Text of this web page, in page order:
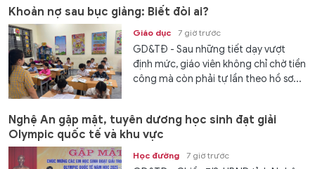
Khoản nợ sau bục giảng: Biết đòi ai?
Giáo dục 7 giờ trước
GD&TĐ - Sau những tiết dạy vượt
định mức, giáo viên không chỉ chờ tiền
công mà còn phải tự lần theo hồ sơ...
Nghệ An gặp mặt, tuyên dương học sinh đạt giải
Olympic quốc tế và khu vực
Học đường 7 giờ trước